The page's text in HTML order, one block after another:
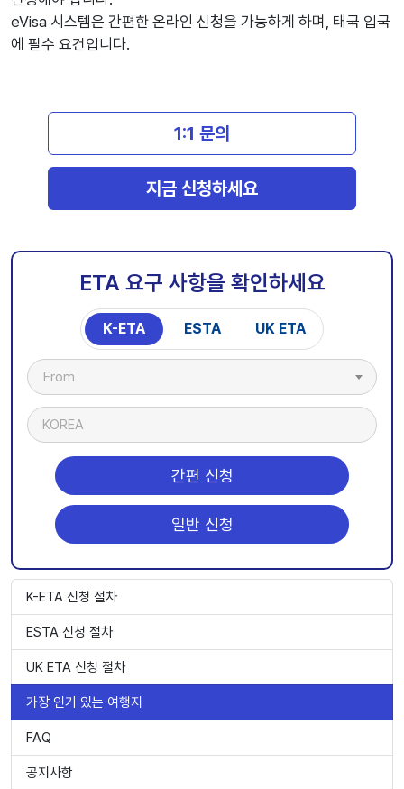
eVisa 시스템은 간편한 온라인 신청을 가능하게 하며, 태국 입국
에 필수 요건입니다.
1:1 문의
지금 신청하세요
ETA 요구 사항을 확인하세요
K-ETA ESTA UK ETA
From
KOREA
간편 신청
일반 신청
K-ETA 신청 절차
ESTA 신청 절차
UK ETA 신청 절차
가장 인기 있는 여행지
FAQ
공지사항